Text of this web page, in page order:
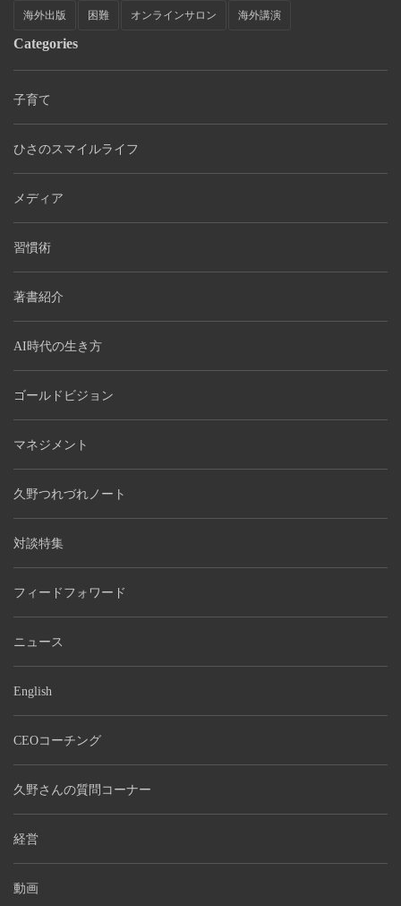
海外出版 困難 オンラインサロン 海外講演
Categories
子育て
ひさのスマイルライフ
メディア
習慣術
著書紹介
AI時代の生き方
ゴールドビジョン
マネジメント
久野つれづれノート
対談特集
フィードフォワード
ニュース
English
CEOコーチング
久野さんの質問コーナー
経営
動画